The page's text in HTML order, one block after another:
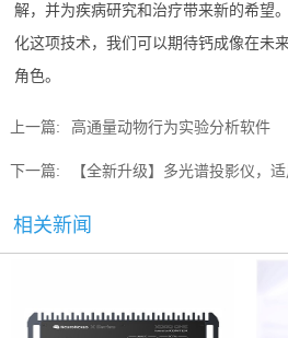
解，并为疾病研究和治疗带来新的希望
化这项技术，我们可以期待钙成像在未
角色。
上一篇: 高通量动物行为实验分析软件
下一篇: 【全新升级】多光谱投影仪，适
相关新闻